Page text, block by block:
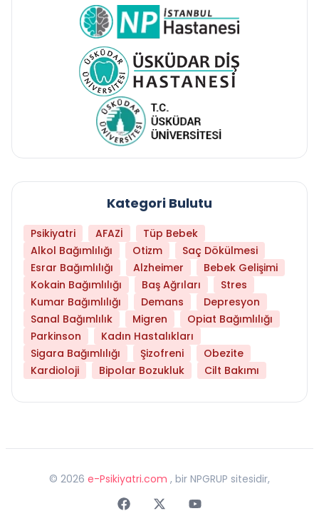
Kategori Bulutu
Psikiyatri AFAZİ
Tüp Bebek
Alkol Bağımlılığı
Otizm
Saç Dökülmesi
Esrar Bağımlılığı
Alzheimer
Bebek Gelişimi
Kokain Bağımlılığı
Baş Ağrıları
Stres
Kumar Bağımlılığı
Demans
Depresyon
Sanal Bağımlılık
Migren
Opiat Bağımlılığı
Parkinson
Kadın Hastalıkları
Sigara Bağımlılığı
Şizofreni
Obezite
Kardioloji
Bipolar Bozukluk Cilt Bakımı
© 2026 e-Psikiyatri.com , bir NPGRUP sitesidir,